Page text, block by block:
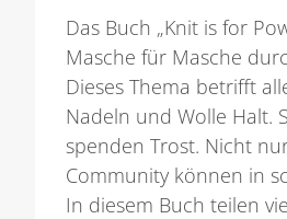
Das Buch „Knit is for
Masche für Masche
Dieses Thema betrifft
Nadeln und Wolle Halt.
spenden Trost. Nicht
Community können in
In diesem Buch teilen